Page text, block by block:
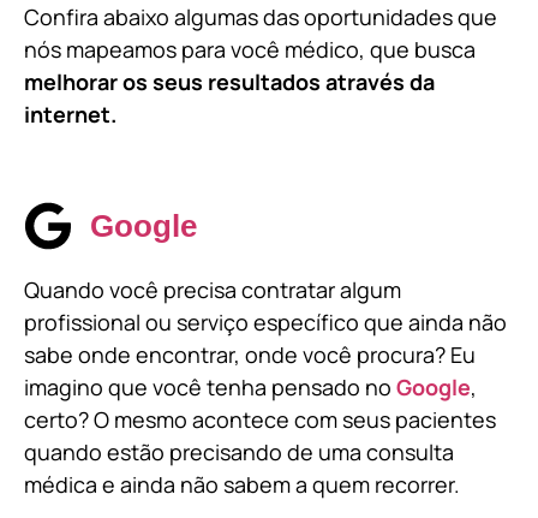
Confira abaixo algumas das oportunidades que
nós mapeamos para você médico, que busca
melhorar os seus resultados através da
internet.
Google
Quando você precisa contratar algum
profissional ou serviço específico que ainda não
sabe onde encontrar, onde você procura? Eu
imagino que você tenha pensado no Google,
certo? O mesmo acontece com seus pacientes
quando estão precisando de uma consulta
médica e ainda não sabem a quem recorrer.